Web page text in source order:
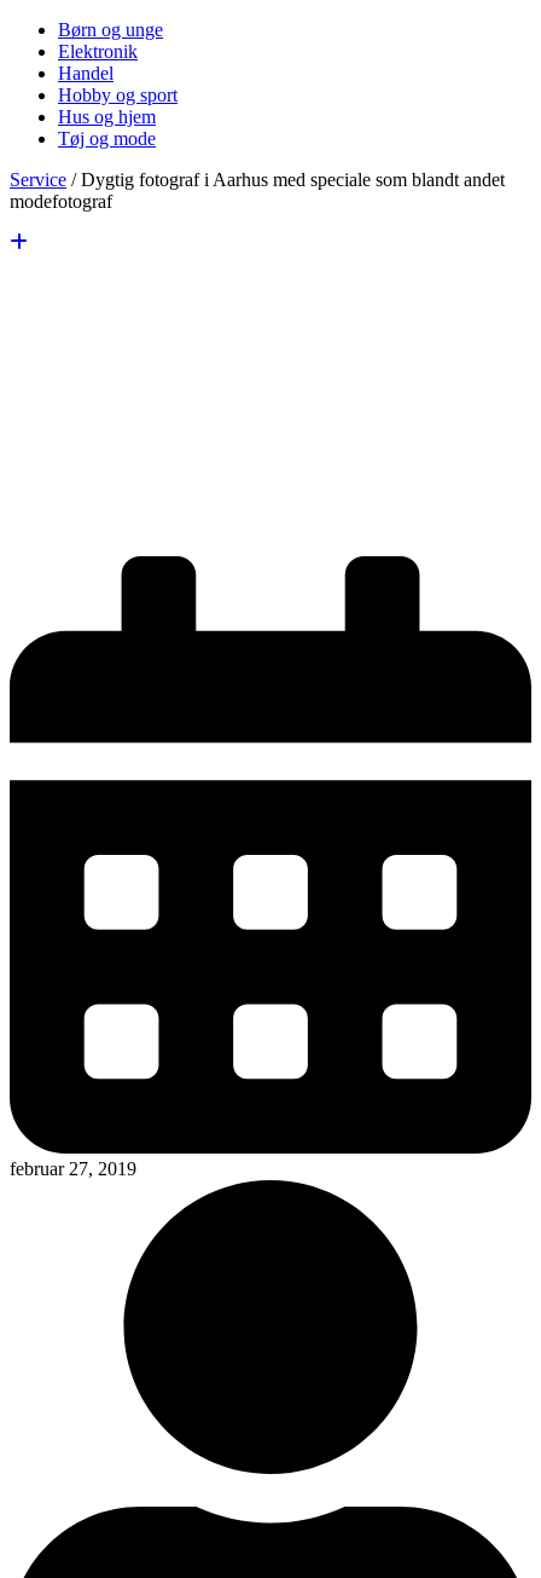
Børn og unge
Elektronik
Handel
Hobby og sport
Hus og hjem
Tøj og mode
Service /Dygtig fotograf i Aarhus med speciale som blandt andet
modefotograf
februar 27, 2019